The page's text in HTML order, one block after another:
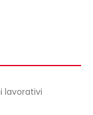
lavorativi